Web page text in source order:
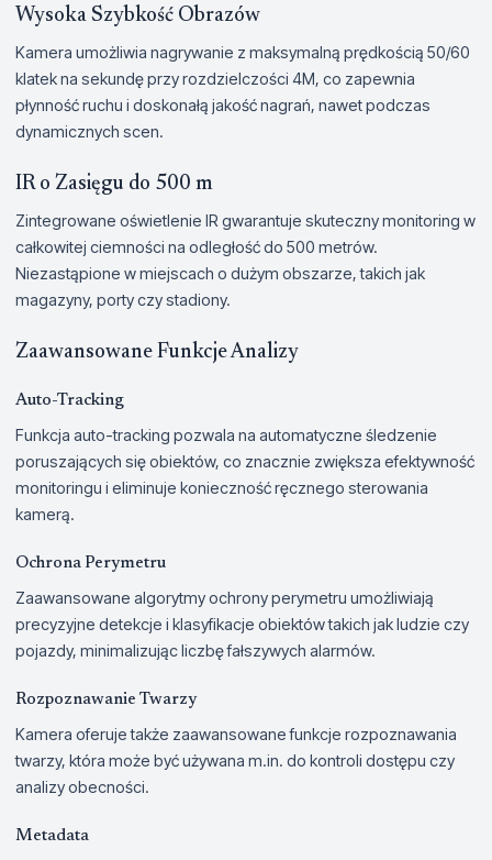
Wysoka Szybkość Obrazów
Kamera umożliwia nagrywanie z maksymalną prędkością 50/60
klatek na sekundę przy rozdzielczości 4M, co zapewnia
płynność ruchu i doskonałą jakość nagrań, nawet podczas
dynamicznych scen.
IR o Zasięgu do 500 m
Zintegrowane oświetlenie IR gwarantuje skuteczny monitoring w
całkowitej ciemności na odległość do 500 metrów.
Niezastąpione w miejscach o dużym obszarze, takich jak
magazyny, porty czy stadiony.
Zaawansowane Funkcje Analizy
Auto-Tracking
Funkcja auto-tracking pozwala na automatyczne śledzenie
poruszających się obiektów, co znacznie zwiększa efektywność
monitoringu i eliminuje konieczność ręcznego sterowania
kamerą.
Ochrona Perymetru
Zaawansowane algorytmy ochrony perymetru umożliwiają
precyzyjne detekcje i klasyfikacje obiektów takich jak ludzie czy
pojazdy, minimalizując liczbę fałszywych alarmów.
Rozpoznawanie Twarzy
Kamera oferuje także zaawansowane funkcje rozpoznawania
twarzy, która może być używana m.in. do kontroli dostępu czy
analizy obecności.
Metadata